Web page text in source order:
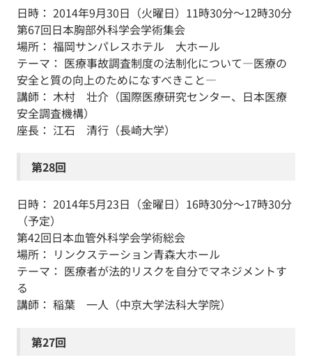
日時： 2014年9月30日（火曜日）11時30分～12時30分
第67回日本胸部外科学会学術集会
場所： 福岡サンパレスホテル 大ホール
テーマ： 医療事故調査制度の法制化について―医療の
安全と質の向上のためになすべきこと―
講師： 木村 壮介（国際医療研究センター、日本医療
安全調査機構）
座長： 江石 清行（長崎大学）
第28回
日時： 2014年5月23日（金曜日）16時30分～17時30分
（予定）
第42回日本血管外科学会学術総会
場所： リンクステーション青森大ホール
テーマ： 医療者が法的リスクを自分でマネジメントす
る
講師： 稲葉 一人（中京大学法科大学院）
第27回